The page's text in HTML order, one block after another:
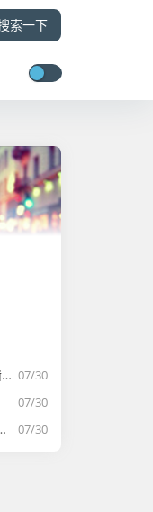
索一下
07/30
07/30
07/30